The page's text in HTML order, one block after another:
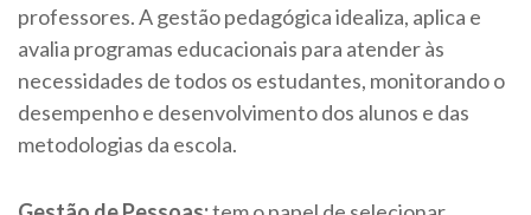
professores. A gestão pedagógica idealiza, aplica e
avalia programas educacionais para atender às
necessidades de todos os estudantes, monitorando o
desempenho e desenvolvimento dos alunos e das
metodologias da escola.